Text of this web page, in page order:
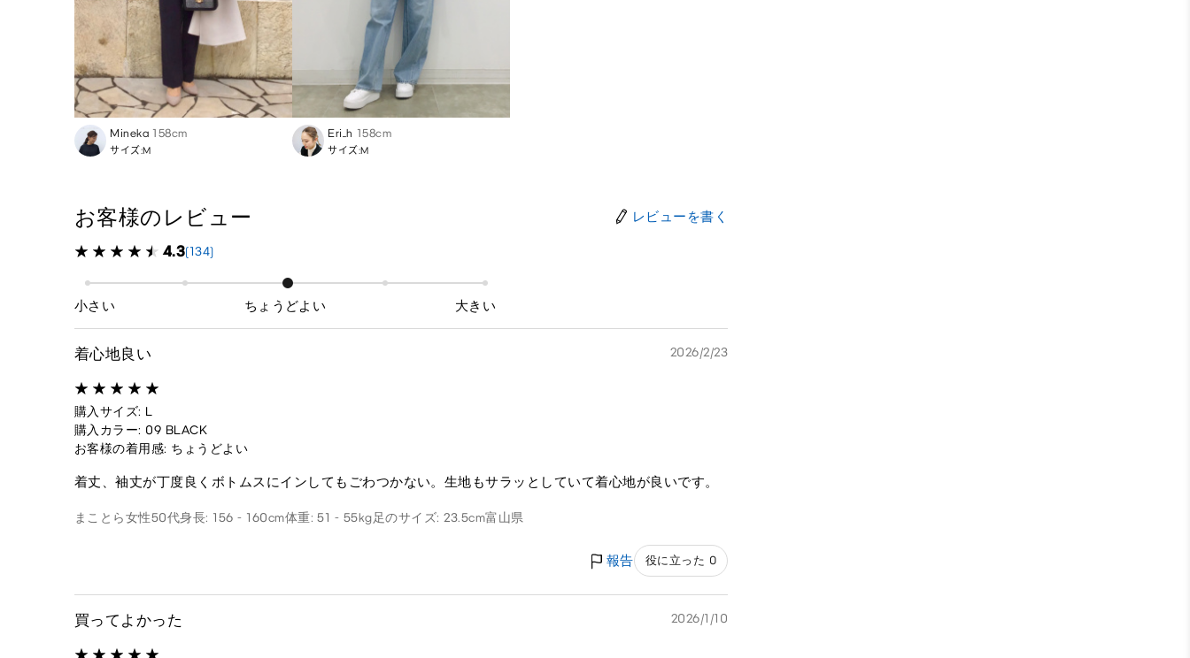
Mineka 158cm
サイズ:M
Eri_h 158cm
サイズ:M
お客様のレビュー レビューを書く
4.3(134)
小さい ちょうどよい 大きい
着心地良い 2026/2/23
購入サイズ: L
購入カラー: 09 BLACK
お客様の着用感: ちょうどよい
着丈、袖丈が丁度良くボトムスにインしてもごわつかない。生地もサラッとしていて着心地が良いです。
まことら女性50代身長: 156 - 160cm体重: 51 - 55kg足のサイズ: 23.5cm富山県
報告 役に立った 0
買ってよかった 2026/1/10